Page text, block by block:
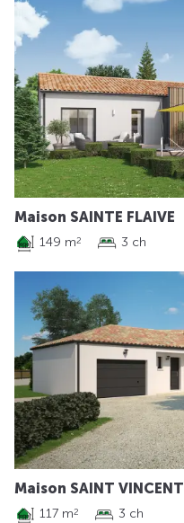
Maison SAINTE FLAIVE
149 m2 3 ch
Maison SAINT VINCENT
117 m2 3 ch